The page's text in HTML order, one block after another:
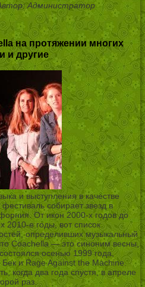
Администратор
на протяжении многих
и другие
и выступления в качестве
собирает звезд в
От икон 2000-х годов до
2010-е годы, вот список
определивших музыкальный
Coachella — это синоним весны,
осенью 1999 года,
и Rage Against the Machine.
когда два года спустя, в апреле
раз.